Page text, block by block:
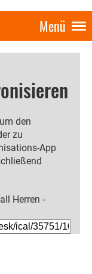
Menü
den
zu
App
Herren -